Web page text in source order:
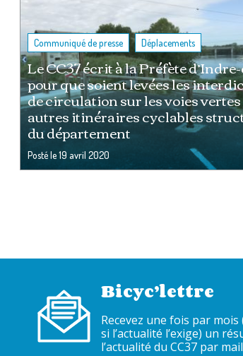
Communiqué de presse , Déplacements
Le CC37 écrit à la Préfète
pour que soient levées les
de circulation sur les voies vertes
autres itinéraires cyclables
du département
Posté le19 avril 2020
Bicyc’lettre
Recevez une fois par mois
si l’actualité l’exige) un
l’actualité du CC37 par mail